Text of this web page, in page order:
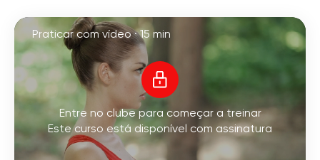
Praticar com vídeo ·15 min
Entre no clube para começar a treinar
Este curso está disponível com assinatura